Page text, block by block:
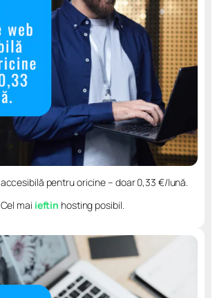
accesibilă pentru oricine – doar 0,33 €/lună.
Cel mai ieftin hosting posibil.